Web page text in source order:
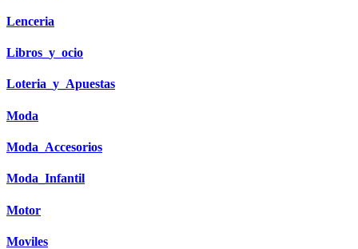
Lenceria
Libros_y_ocio
Loteria_y_Apuestas
Moda
Moda_Accesorios
Moda_Infantil
Motor
Moviles